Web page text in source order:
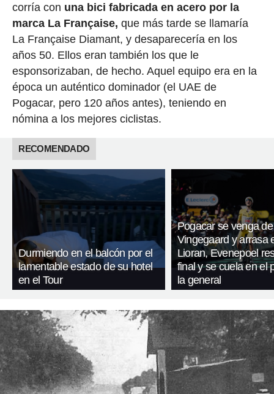
corría con una bici fabricada en acero por la
marca La Française, que más tarde se llamaría
La Française Diamant, y desaparecería en los
años 50. Ellos eran también los que le
esponsorizaban, de hecho. Aquel equipo era en la
época un auténtico dominador (el UAE de
Pogacar, pero 120 años antes), teniendo en
nómina a los mejores ciclistas.
RECOMENDADO
Durmiendo en el balcón por el
lamentable estado de su hotel
en el Tour
Pogacar se venga de
Vingegaard y arrasa
Lioran, Evenepoel
final y se cuela en el
la general